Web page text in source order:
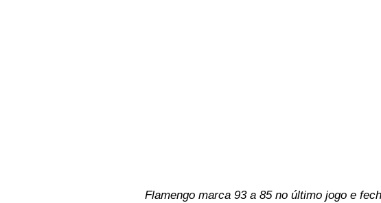
Flamengo marca 93 a 85 no último jogo e